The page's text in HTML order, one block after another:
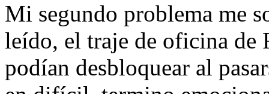
Mi segundo problema me
leído, el traje de oficina de
podían desbloquear al